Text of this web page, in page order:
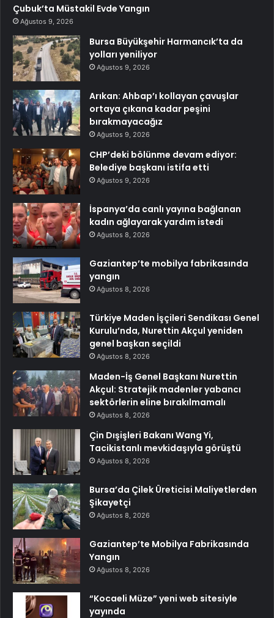
Çubuk’ta Müstakil Evde Yangın
Ağustos 9, 2026
Bursa Büyükşehir Harmancık’ta da
yolları yeniliyor
Ağustos 9, 2026
Arıkan: Ahbap’ı kollayan çavuşlar
ortaya çıkana kadar peşini
bırakmayacağız
Ağustos 9, 2026
CHP’deki bölünme devam ediyor:
Belediye başkanı istifa etti
Ağustos 9, 2026
İspanya’da canlı yayına bağlanan
kadın ağlayarak yardım istedi
Ağustos 8, 2026
Gaziantep’te mobilya fabrikasında
yangın
Ağustos 8, 2026
Türkiye Maden İşçileri Sendikası Genel
Kurulu’nda, Nurettin Akçul yeniden
genel başkan seçildi
Ağustos 8, 2026
Maden-İş Genel Başkanı Nurettin
Akçul: Stratejik madenler yabancı
sektörlerin eline bırakılmamalı
Ağustos 8, 2026
Çin Dışişleri Bakanı Wang Yi,
Tacikistanlı mevkidaşıyla görüştü
Ağustos 8, 2026
Bursa’da Çilek Üreticisi Maliyetlerden
Şikayetçi
Ağustos 8, 2026
Gaziantep’te Mobilya Fabrikasında
Yangın
Ağustos 8, 2026
“Kocaeli Müze” yeni web sitesiyle
yayında